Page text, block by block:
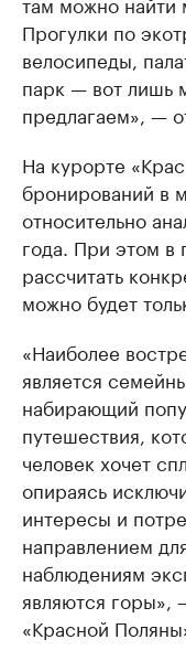
Прогулки по
велосипеды,
парк — вот лишь
предлагаем», —
На курорте
бронирований в
относительно
года. При этом в
рассчитать
можно будет
«Наиболее
является
набирающий
путешествия,
человек хочет
опираясь
интересы и
направлением
наблюдениям
являются горы»,
«Красной